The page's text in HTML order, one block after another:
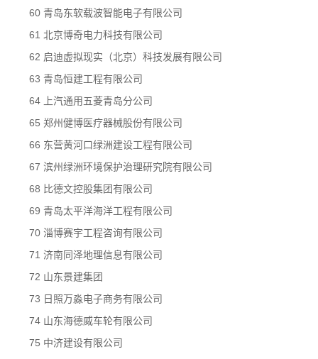
60 青岛东软载波智能电子有限公司
61 北京博奇电力科技有限公司
62 启迪虚拟现实（北京）科技发展有限公司
63 青岛恒建工程有限公司
64 上汽通用五菱青岛分公司
65 郑州健博医疗器械股份有限公司
66 东营黄河口绿洲建设工程有限公司
67 滨州绿洲环境保护治理研究院有限公司
68 比德文控股集团有限公司
69 青岛太平洋海洋工程有限公司
70 淄博赛宇工程咨询有限公司
71 济南同泽地理信息有限公司
72 山东景建集团
73 日照万淼电子商务有限公司
74 山东海德威车轮有限公司
75 中济建设有限公司